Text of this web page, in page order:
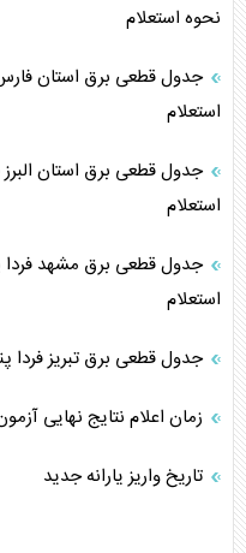
نحوه استعلام
استعلام
استعلام
استعلام
جدول قطعی برق تبریز فردا پنجشنبه ۱۵ مرداد ۱۴۰۵
زمان اعلام نتایج نهایی آزمون
تاریخ واریز یارانه جدید